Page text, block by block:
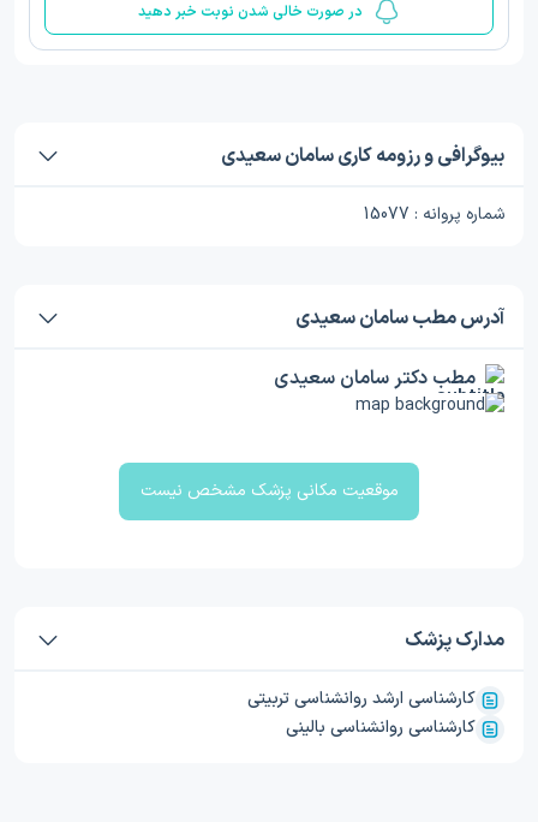
در صورت خالی شدن نوبت خبر دهید
بیوگرافی و رزومه کاری سامان سعیدی
شماره پروانه : 15077
آدرس مطب سامان سعیدی
مطب دکتر سامان سعیدی
موقعیت مکانی پزشک مشخص نیست
مدارک پزشک
کارشناسی ارشد روانشناسی تربیتی
کارشناسی روانشناسی بالینی